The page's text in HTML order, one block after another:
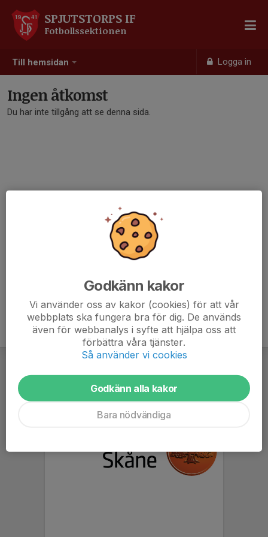
Till hemsidan Logga in
SPJUTSTORPS IF
Fotbollssektionen
Ingen åtkomst
Du har inte tillgång att se denna sida.
Godkänn kakor
Vi använder oss av kakor (cookies) för att vår
webbplats ska fungera bra för dig. De används
även för webbanalys i syfte att hjälpa oss att
förbättra våra tjänster.
Så använder vi cookies
Godkänn alla kakor
Bara nödvändiga